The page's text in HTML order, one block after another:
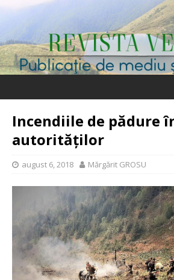
Incendiile de pădure
autorităților
august 6, 2018 Mărgărit GROSU